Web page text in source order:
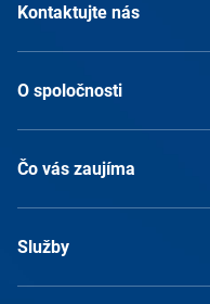
Kontaktujte nás
O spoločnosti
Čo vás zaujíma
Služby